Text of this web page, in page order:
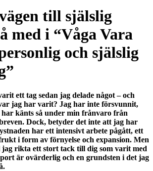
till själslig
med i “Våga Vara
och själslig
ett tag sedan jag delade något – och
jag har varit? Jag har inte försvunnit,
känts så under min frånvaro från
Dock, betyder det inte att jag har
har ett intensivt arbete pågått, ett
i form av förnyelse och expansion. Men
rikta ett stort tack till dig som varit med
är ovärderlig och en grundsten i det jag